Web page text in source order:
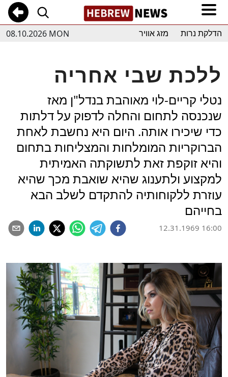
08.10.2026 MON הדלקת נרות מזג אוויר
ללכת שבי אחריה
נטלי קריים-לוי מאוהבת בנדל"ן מאז
שנכנסה לתחום והחלה לדפוק על דלתות
כדי שיכירו אותה. היום היא נחשבת לאחת
הברוקריות המומלחות והמצליחות בתחום
והיא זוקפת זאת לתשוקתה האמיתית
למקצוע ולתענוג שהיא שואבת מכך שהיא
עוזרת ללקוחותיה להתקדם לשלב הבא
בחייהם
12.31.1969 16:00